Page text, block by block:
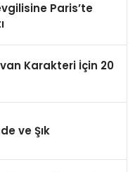
Paris’te
Karakteri İçin 20
ve Şık